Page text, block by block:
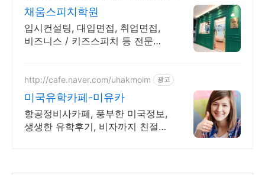
채움스피치학원
입시컨설팅, 대입면접, 취업면접,
비즈니스 / 키즈스피치 등 전문가
http://cafe.naver.com/uhakmoim 광고
미국유학카페-미유카
항공정비사카페, 풍부한 미국정보,
생생한 유학후기, 비자까지 친절한